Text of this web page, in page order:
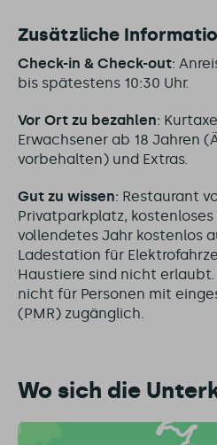
Zusätzliche
Check-in & Check-out:
bis spätestens 10:30 Uhr.
Vor Ort zu bezahlen:
Erwachsener ab 18 Jahren
vorbehalten) und Extras.
Gut zu wissen: Restaurant
Privatparkplatz, kostenloses
vollendetes Jahr kostenlos
Ladestation für
Haustiere sind nicht
nicht für Personen mit
(PMR) zugänglich.
Wo sich die